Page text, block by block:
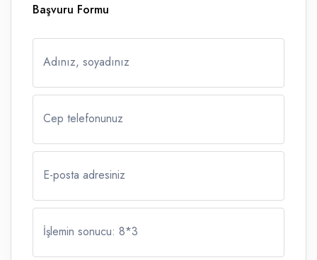
Başvuru Formu
Adınız, soyadınız
Cep telefonunuz
E-posta adresiniz
İşlemin sonucu: 8*3